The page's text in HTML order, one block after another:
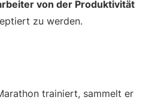
von der Produktivität
zu werden.
trainiert, sammelt er